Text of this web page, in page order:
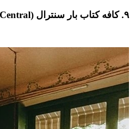
۹. کافه کتاب بار سنترال (Bar Central)